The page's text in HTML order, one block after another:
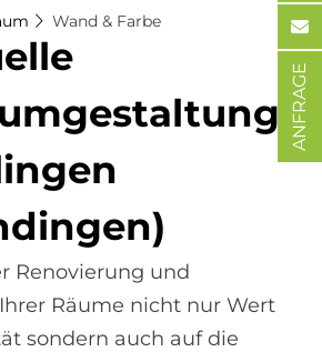
Wand & Farbe
Renovierung und
Räume nicht nur Wert
sondern auch auf die
ANFRAGE